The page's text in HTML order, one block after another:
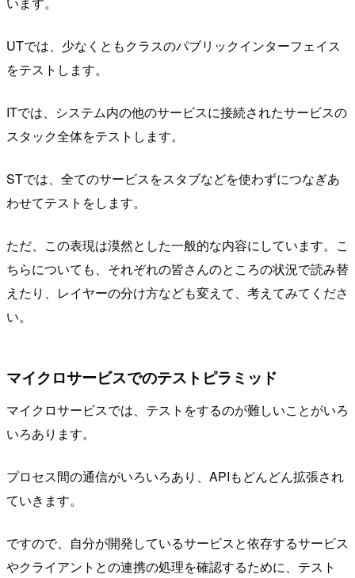
UTでは、少なくともクラスのパブリックインターフェイス
をテストします。
ITでは、システム内の他のサービスに接続されたサービスの
スタック全体をテストします。
STでは、全てのサービスをスタブなどを使わずにつなぎあ
わせてテストをします。
ただ、この表現は漠然とした一般的な内容にしています。こ
ちらについても、それぞれの皆さんのところの状況で読み替
えたり、レイヤーの分け方なども変えて、考えてみてくださ
い。
マイクロサービスでのテストピラミッド
マイクロサービスでは、テストをするのが難しいことがいろ
いろあります。
プロセス間の通信がいろいろあり、APIもどんどん拡張され
ていきます。
ですので、自分が開発しているサービスと依存するサービス
やクライアントとの連携の処理を確認するために、テスト